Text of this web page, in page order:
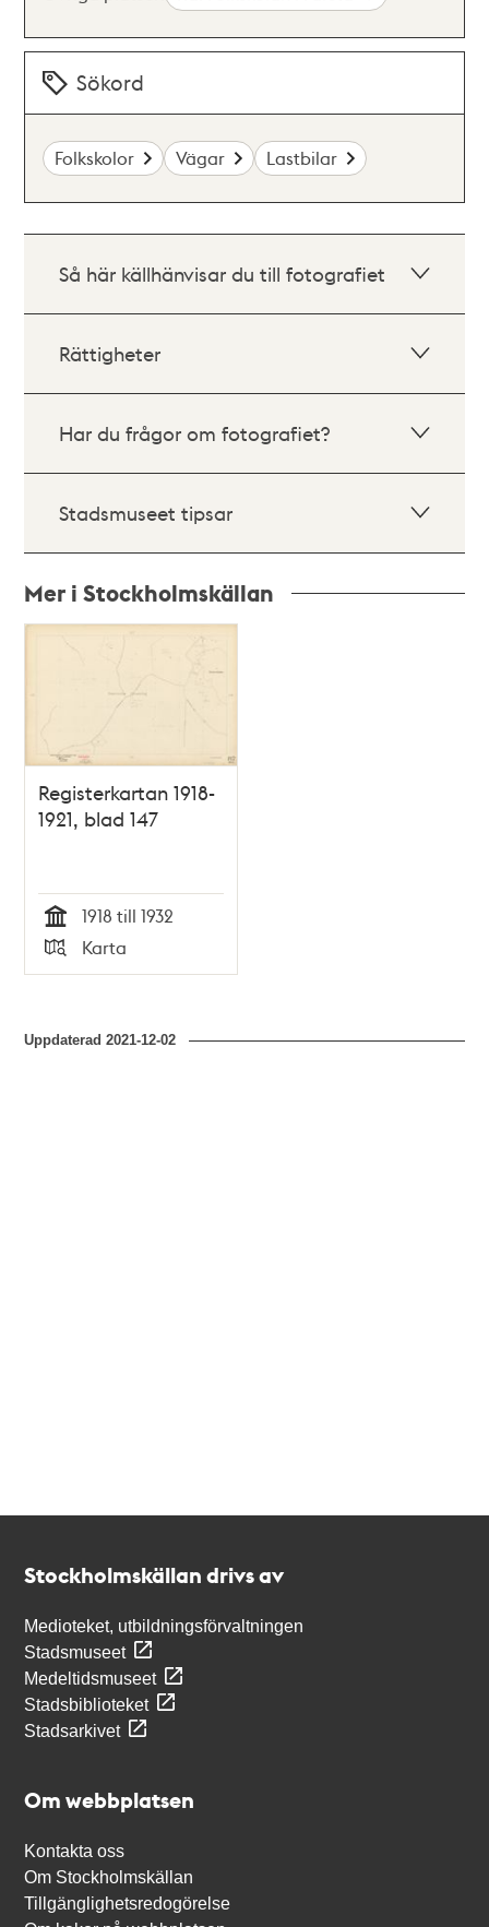
Sökord
Folkskolor Vägar Lastbilar
Så här källhänvisar du till fotografiet
Rättigheter
Har du frågor om fotografiet?
Stadsmuseet tipsar
Mer i Stockholmskällan
Registerkartan 1918-
1921, blad 147
Tid
1918 till 1932
Typ
Karta
Uppdaterad2021-12-02
Stockholmskällan drivs av
Medioteket, utbildningsförvaltningen
Stadsmuseet
Medeltidsmuseet
Stadsbiblioteket
Stadsarkivet
Om webbplatsen
Kontakta oss
Om Stockholmskällan
Tillgänglighetsredogörelse